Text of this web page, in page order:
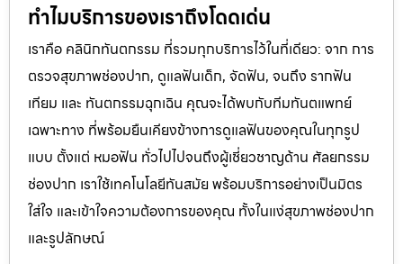
ทำไมบริการของเราถึงโดดเด่น
เราคือ คลินิกทันตกรรม ที่รวมทุกบริการไว้ในที่เดียว: จาก การ
ตรวจสุขภาพช่องปาก, ดูแลฟันเด็ก, จัดฟัน, จนถึง รากฟัน
เทียม และ ทันตกรรมฉุกเฉิน คุณจะได้พบกับทีมทันตแพทย์
เฉพาะทาง ที่พร้อมยืนเคียงข้างการดูแลฟันของคุณในทุกรูป
แบบ ตั้งแต่ หมอฟัน ทั่วไปไปจนถึงผู้เชี่ยวชาญด้าน ศัลยกรรม
ช่องปาก เราใช้เทคโนโลยีทันสมัย พร้อมบริการอย่างเป็นมิตร
ใส่ใจ และเข้าใจความต้องการของคุณ ทั้งในแง่สุขภาพช่องปาก
และรูปลักษณ์